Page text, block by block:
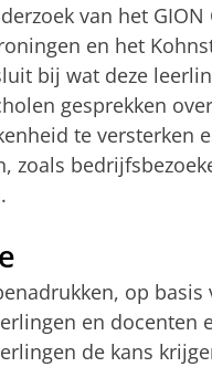
van het
en het
bij wat deze
gesprekken
te versterken
zoals
op
en docenten
de kans